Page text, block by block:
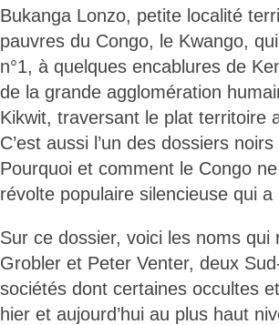
Bukanga Lonzo, petite localité
pauvres du Congo, le Kwango,
n°1, à quelques encablures de
de la grande agglomération
Kikwit, traversant le plat territoire
C’est aussi l’un des dossiers
Pourquoi et comment le Congo
révolte populaire silencieuse qui
Sur ce dossier, voici les noms
Grobler et Peter Venter, deux
sociétés dont certaines occultes
hier et aujourd’hui au plus haut